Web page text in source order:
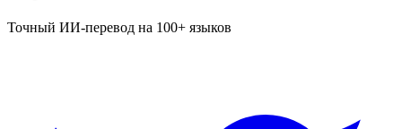
Точный ИИ-перевод на 100+ языков